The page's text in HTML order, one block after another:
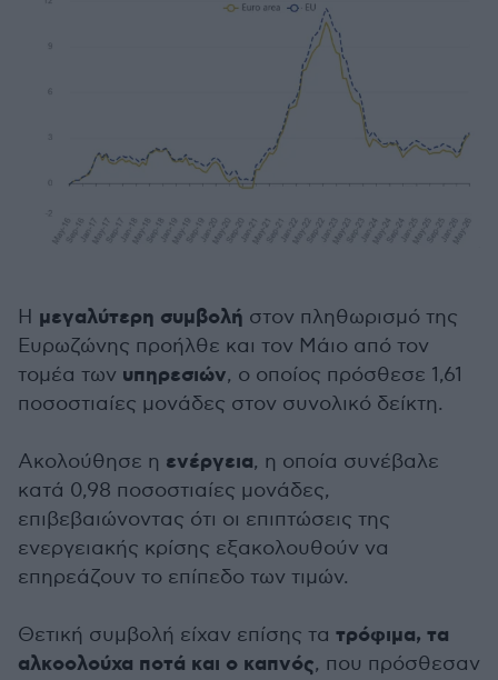
Η μεγαλύτερη συμβολή στον πληθωρισμό της
Ευρωζώνης προήλθε και τον Μάιο από τον
τομέα των υπηρεσιών, ο οποίος πρόσθεσε 1,61
ποσοστιαίες μονάδες στον συνολικό δείκτη.
Ακολούθησε η ενέργεια, η οποία συνέβαλε
κατά 0,98 ποσοστιαίες μονάδες,
επιβεβαιώνοντας ότι οι επιπτώσεις της
ενεργειακής κρίσης εξακολουθούν να
επηρεάζουν το επίπεδο των τιμών.
Θετική συμβολή είχαν επίσης τα τρόφιμα, τα
αλκοολούχα ποτά και ο καπνός, που πρόσθεσαν